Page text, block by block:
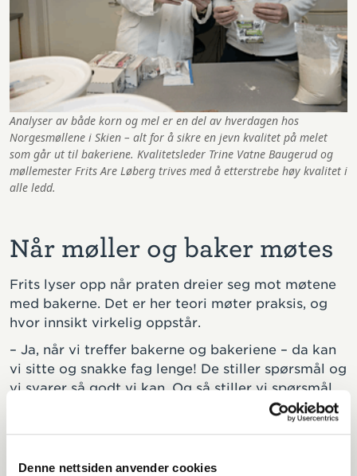
Denne nettsiden anvender cookies
Analyser av både korn og mel er en del av hverdagen hos
Norgesmøllene i Skien – alt for å sikre en jevn kvalitet på melet
som går ut til bakeriene. Kvalitetsleder Trine Vatne Baugerud og
møllemester Frits Are Løberg trives med å etterstrebe høy kvalitet i
alle ledd.
Når møller og baker møtes
Frits lyser opp når praten dreier seg mot møtene
med bakerne. Det er her teori møter praksis, og
hvor innsikt virkelig oppstår.
– Ja, når vi treffer bakerne og bakeriene – da kan
vi sitte og snakke fag lenge! De stiller spørsmål og
vi svarer så godt vi kan. Og så stiller vi spørsmål
og får gode svar fra dem. Den relasjonen er viktig
og veldig givende. Jeg er opptatt av at vi skal ha
når bakeriene har en utfordring.